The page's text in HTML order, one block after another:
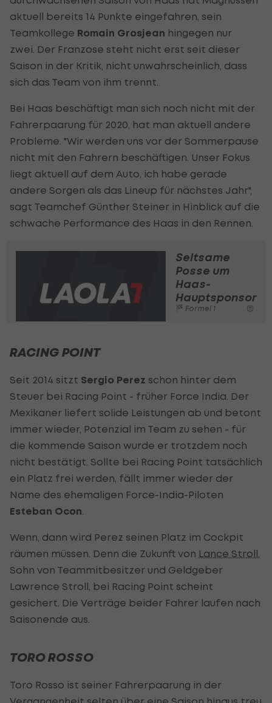
aktuell bereits 14 Punkte eingefahren, sein
Teamkollege Romain Grosjean hingegen nur
zwei. Der Franzose steht nicht erst seit dieser
Saison in der Kritik, nicht unwahrscheinlich, dass
sich das Team von ihm trennt.
Bei Haas beschäftigt man sich noch nicht mit der
Fahrerpaarung für 2020, hat man aktuell andere
Probleme. "Wir werden uns vor der Sommerpause
nicht mit den Fahrern beschäftigen. Unser Fokus
liegt aktuell auf dem Auto, ich habe gerade
andere Sorgen als das Lineup für nächstes Jahr",
sagt Teamchef Günther Steiner in Hinblick auf die
schwache Performance des Haas in den Rennen.
Seltsame
Posse um
Haas-
Hauptsponsor
Formel 1
RACING POINT
Seit 2014 sitzt Sergio Perez schon hinter dem
Steuer bei Racing Point - früher Force India. Der
Mexikaner liefert solide Leistungen ab und betont
immer wieder, Potenzial im Team zu sehen - für
die kommende Saison wurde er trotzdem noch
nicht bestätigt. Sollte bei Racing Point tatsächlich
ein Platz frei werden, fällt immer wieder der
Name des ehemaligen Force-India-Piloten
Esteban Ocon.
Wenn, dann wird Perez seinen Platz im Cockpit
räumen müssen. Denn die Zukunft von Lance Stroll,
Sohn von Teammitbesitzer und Geldgeber
Lawrence Stroll, bei Racing Point scheint
gesichert. Die Verträge beider Fahrer laufen nach
Saisonende aus.
TORO ROSSO
Toro Rosso ist seiner Fahrerpaarung in der